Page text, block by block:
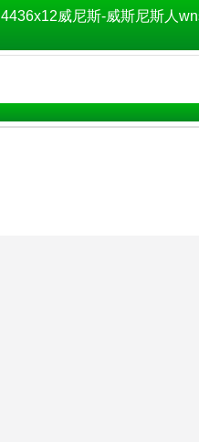
4436x12威尼斯-威斯尼斯人